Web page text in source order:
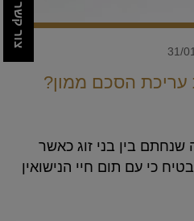
הסכם ממון?
שנחתם בין בני זוג כאשר
כי עם תום חיי הנישואין
צור קשר